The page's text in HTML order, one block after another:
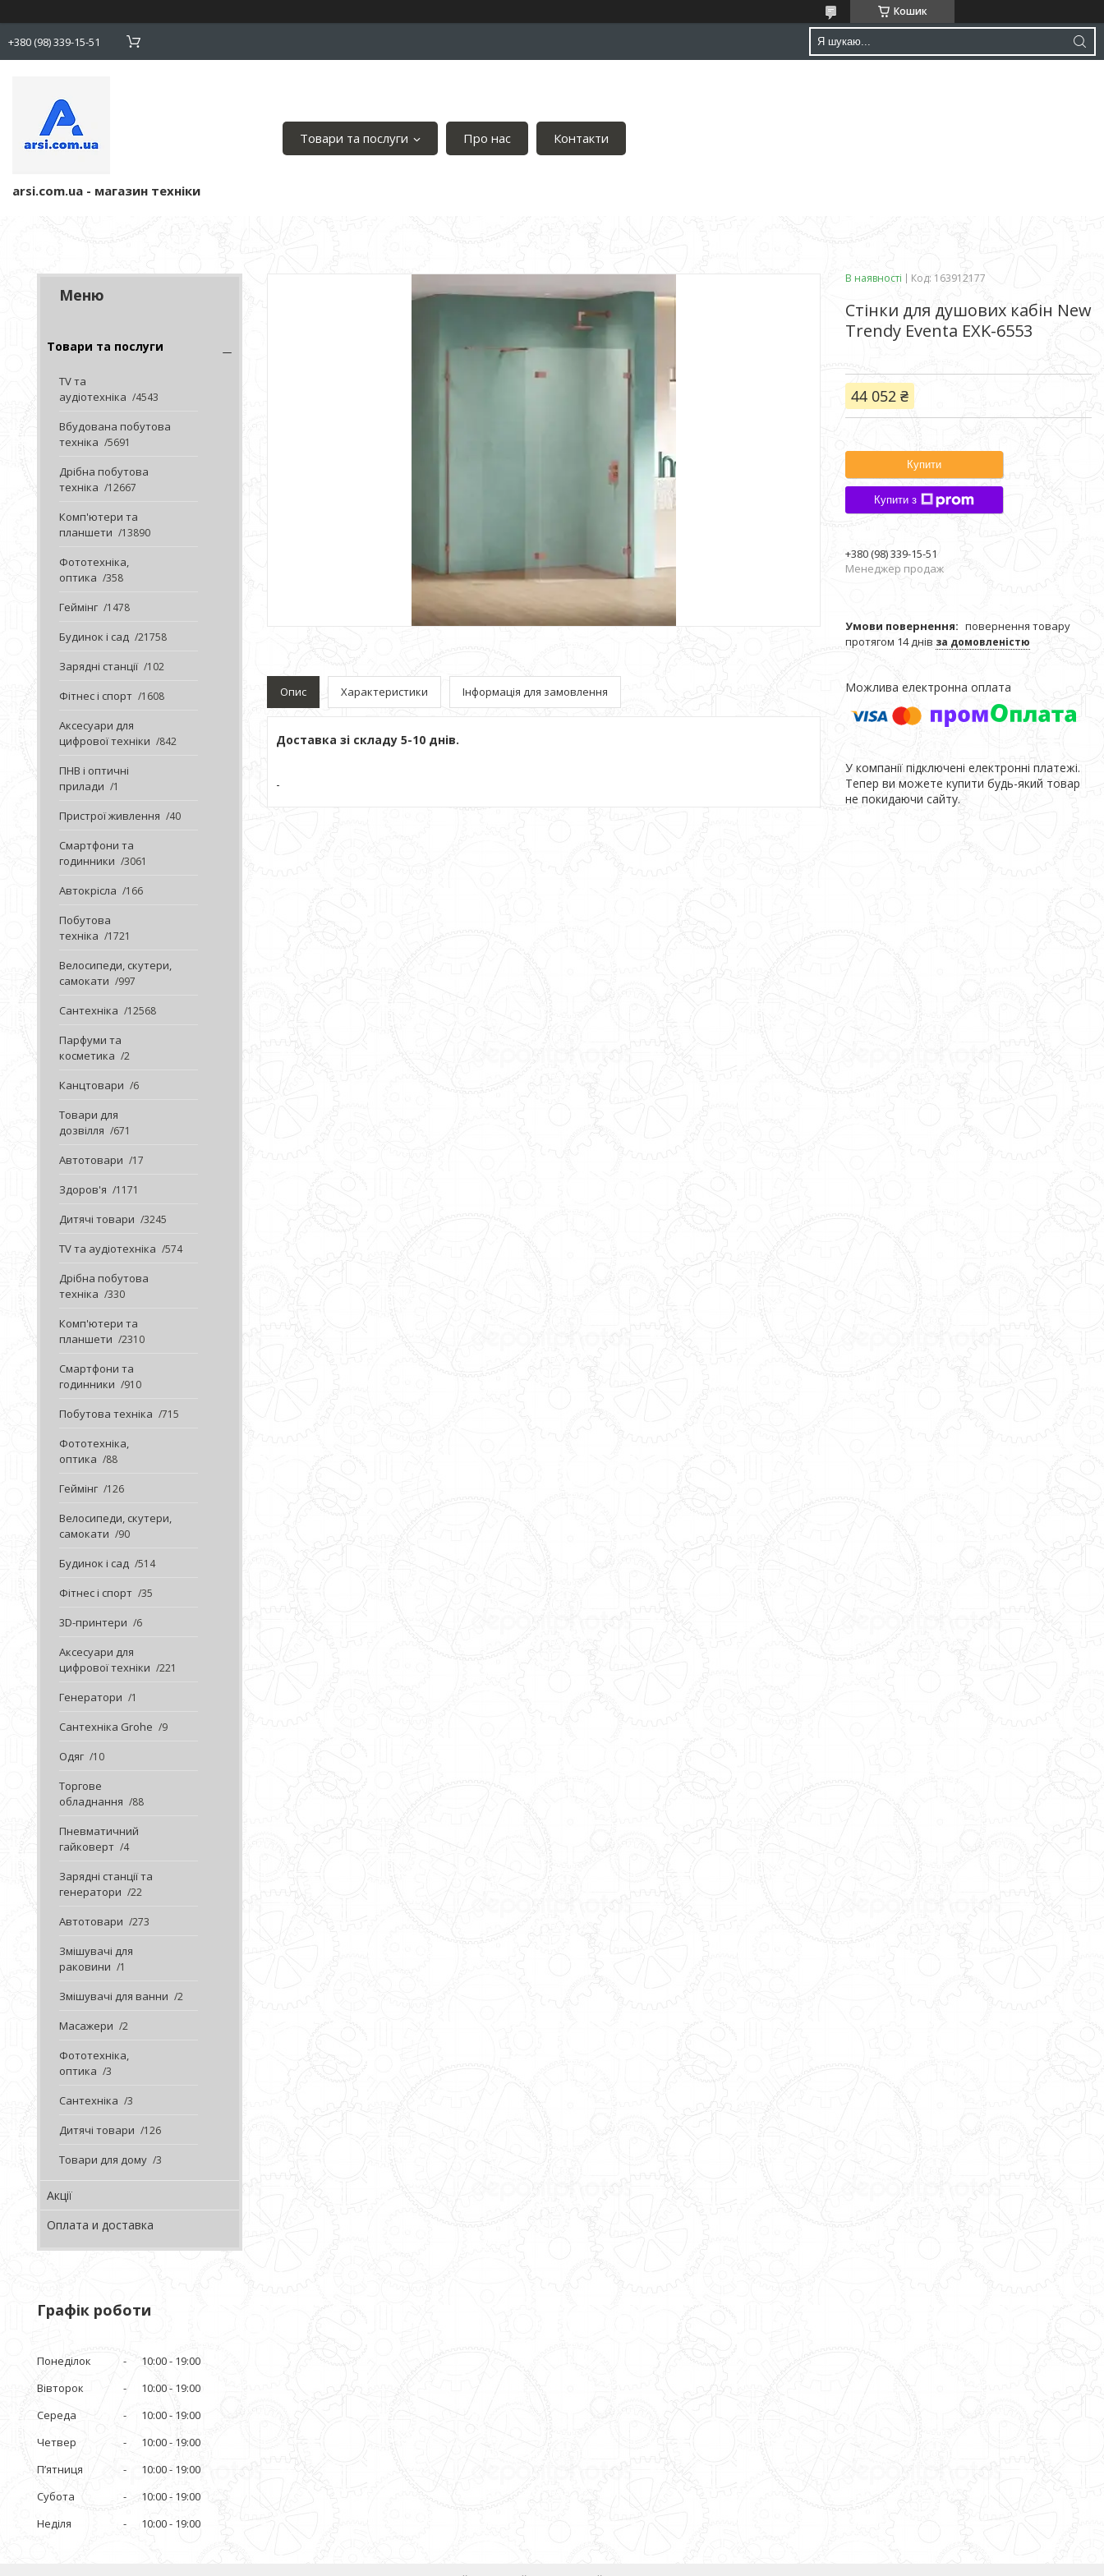
Кошик
+380 (98) 339-15-51
arsi.com.ua - магазин техніки
Товари та послуги Про нас Контакти
Товари та послуги
TV та
аудіотехніка
4543
Вбудована побутова
техніка
5691
Дрібна побутова
техніка
12667
Комп'ютери та
планшети
13890
Фототехніка,
оптика
358
Геймінг 1478
Будинок і сад 21758
Зарядні станції 102
Фітнес і спорт 1608
Аксесуари для
цифрової техніки
842
ПНВ і оптичні
прилади
1
Пристрої живлення 40
Смартфони та
годинники
3061
Автокрісла 166
Побутова
техніка
1721
Велосипеди, скутери,
самокати
997
Сантехніка 12568
Парфуми та
косметика
2
Канцтовари 6
Товари для
дозвілля
671
Автотовари 17
Здоров'я 1171
Дитячі товари 3245
TV та аудіотехніка 574
Дрібна побутова
техніка
330
Комп'ютери та
планшети
2310
Смартфони та
годинники
910
Побутова техніка 715
Фототехніка,
оптика
88
Геймінг 126
Велосипеди, скутери,
самокати
90
Будинок і сад 514
Фітнес і спорт 35
3D-принтери 6
Аксесуари для
цифрової техніки
221
Генератори 1
Сантехніка Grohe 9
Одяг 10
Торгове
обладнання
88
Пневматичний
гайковерт
4
Зарядні станції та
генератори
22
Автотовари 273
Змішувачі для
раковини
1
Змішувачі для ванни 2
Масажери 2
Фототехніка,
оптика
3
Сантехніка 3
Дитячі товари 126
Товари для дому 3
Акції
Оплата и доставка
Графік роботи
Понеділок 10:00
19:00
Вівторок
10:00
19:00
Середа
10:00
19:00
Четвер
10:00
19:00
Пʼятниця
10:00
19:00
Субота
10:00
19:00
Неділя
10:00 19:00
Опис Характеристики Інформація для замовлення
Доставка зі складу 5-10 днів.
-
В наявності Код: 163912177
Стінки для душових кабін New
Trendy Eventa EXK-6553
44 052 ₴
Купити
Купити з
+380 (98) 339-15-51
Менеджер продаж
повернення товару
протягом 14 днів за домовленістю
У компанії підключені електронні платежі.
Тепер ви можете купити будь-який товар
не покидаючи сайту.